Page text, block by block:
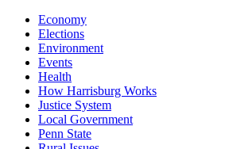
Economy
Elections
Environment
Events
Health
How Harrisburg Works
Justice System
Local Government
Penn State